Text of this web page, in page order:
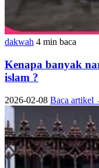
dakwah 4 min baca
Kenapa banyak
islam ?
2026-02-08 Baca artikel